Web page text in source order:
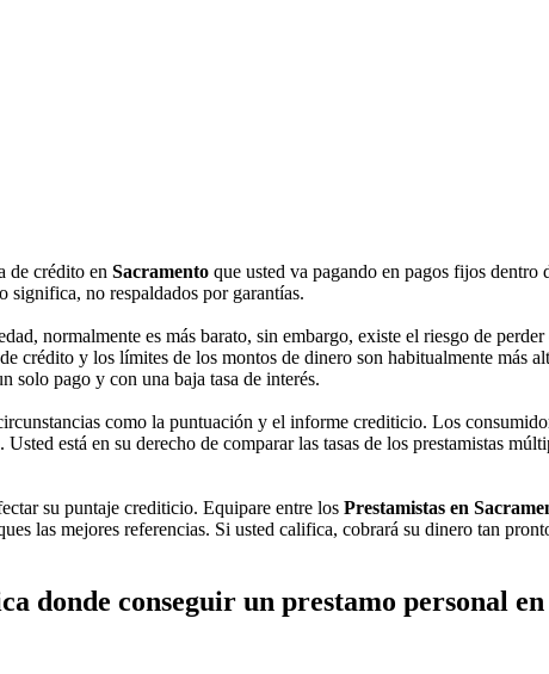
de crédito en Sacramento que usted va pagando en pagos fijos
significa, no respaldados por garantías.
normalmente es más barato, sin embargo, existe el riesgo de
crédito y los límites de los montos de dinero son habitualmente más
solo pago y con una baja tasa de interés.
como la puntuación y el informe crediticio. Los
está en su derecho de comparar las tasas de los prestamistas
su puntaje crediticio. Equipare entre los Prestamistas en
las mejores referencias. Si usted califica, cobrará su dinero tan
donde conseguir un prestamo personal